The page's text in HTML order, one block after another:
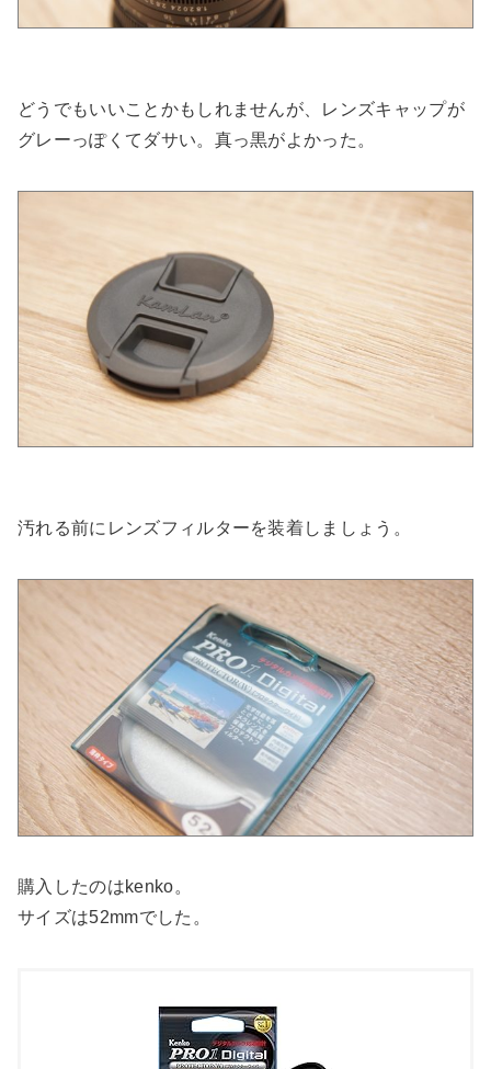
どうでもいいことかもしれませんが、レンズキャップが
グレーっぽくてダサい。真っ黒がよかった。
汚れる前にレンズフィルターを装着しましょう。
購入したのはkenko。
サイズは52mmでした。